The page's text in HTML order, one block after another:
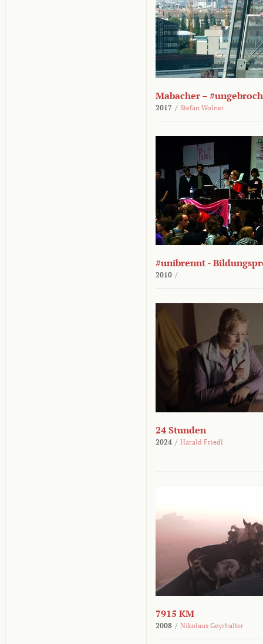
Mabacher –
2017 / Stefan Wolner
#unibrennt -
2010 /
24 Stunden
2024 / Harald Friedl
7915 KM
2008 / Nikolaus Geyrhalter